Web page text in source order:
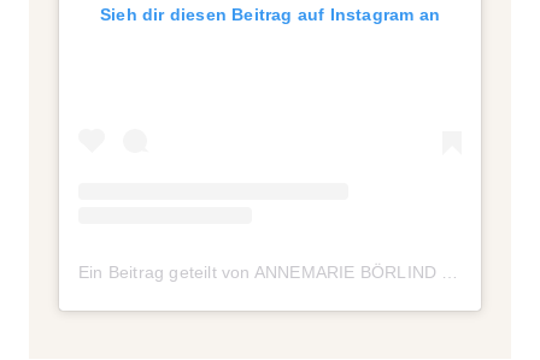
Sieh dir diesen Beitrag auf Instagram an